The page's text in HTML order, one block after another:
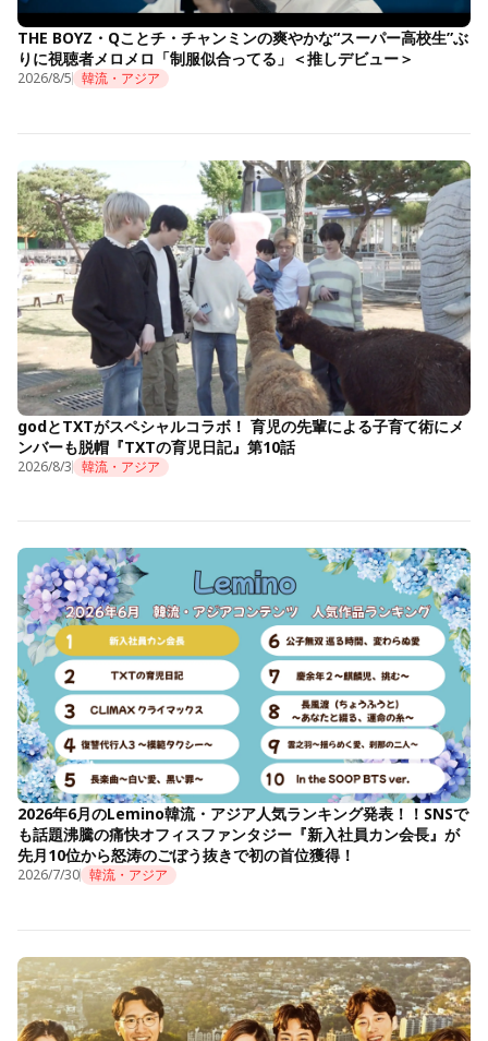
THE BOYZ・Qことチ・チャンミンの爽やかな“スーパー高校生”ぶ
りに視聴者メロメロ「制服似合ってる」＜推しデビュー＞
2026/8/5 韓流・アジア
godとTXTがスペシャルコラボ！ 育児の先輩による子育て術にメ
ンバーも脱帽『TXTの育児日記』第10話
2026/8/3 韓流・アジア
2026年6月のLemino韓流・アジア人気ランキング発表！！SNSで
も話題沸騰の痛快オフィスファンタジー『新入社員カン会長』が
先月10位から怒涛のごぼう抜きで初の首位獲得！
2026/7/30 韓流・アジア